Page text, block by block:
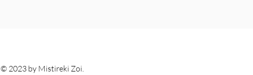
© 2023 by Mistireki Zoi.